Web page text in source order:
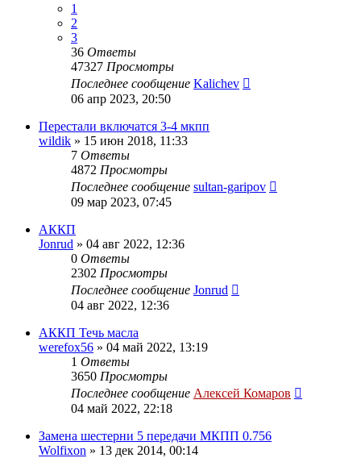
1
2
3
36 Ответы
47327 Просмотры
Последнее сообщение Kalichev
06 апр 2023, 20:50
Перестали включатся 3-4 мкпп
wildik » 15 июн 2018, 11:33
7 Ответы
4872 Просмотры
Последнее сообщение sultan-garipov
09 мар 2023, 07:45
АККП
Jonrud » 04 авг 2022, 12:36
0 Ответы
2302 Просмотры
Последнее сообщение Jonrud
04 авг 2022, 12:36
АККП Течь масла
werefox56 » 04 май 2022, 13:19
1 Ответы
3650 Просмотры
Последнее сообщение Алексей Комаров
04 май 2022, 22:18
Замена шестерни 5 передачи МКПП 0.756
Wolfixon » 13 дек 2014, 00:14